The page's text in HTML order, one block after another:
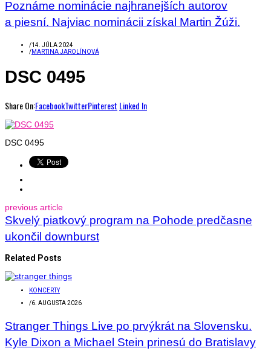
Poznáme nominácie najhranejších autorov
a piesní. Najviac nominácii získal Martin Žúži.
/14. JÚLA 2024
/MARTINA JAROLÍNOVÁ
DSC 0495
Share On:FacebookTwitterPinterest Linked In
DSC 0495
previous article
Skvelý piatkový program na Pohode predčasne
ukončil downburst
Related Posts
KONCERTY
/6. AUGUSTA 2026
Stranger Things Live po prvýkrát na Slovensku.
Kyle Dixon a Michael Stein prinesú do Bratislavy